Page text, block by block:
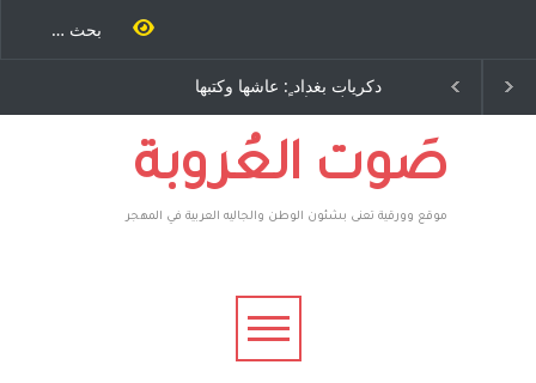
الاستيطان ومسلسل الخداع
المستمر - قلم : راسم عبيدات
بغداد ٍ: عاشها وكتبها
المتحدة الامريكية
صَوت العُروبة
موقع وورقية تعنى بشئون الوطن والجاليه العربية في المهجر